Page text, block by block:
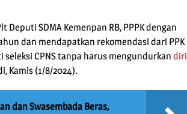
Deputi SDMA Kemenpan RB, PPPK dengan
dan mendapatkan rekomendasi dari PPK
CPNS tanpa harus mengundurkan diri
Kamis (1/8/2024).
dan Swasembada Beras,